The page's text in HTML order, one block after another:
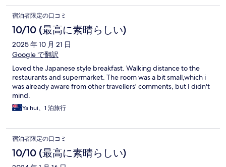
宿泊者限定の口コミ
10/10 (最高に素晴らしい)
2025 年 10 月 21 日
Google で翻訳
Loved the Japanese style breakfast. Walking distance to the
restaurants and supermarket. The room was a bit small,which i
was already aware from other travellers' comments, but I didn't
mind.
Ya hui、1 泊旅行
宿泊者限定の口コミ
10/10 (最高に素晴らしい)